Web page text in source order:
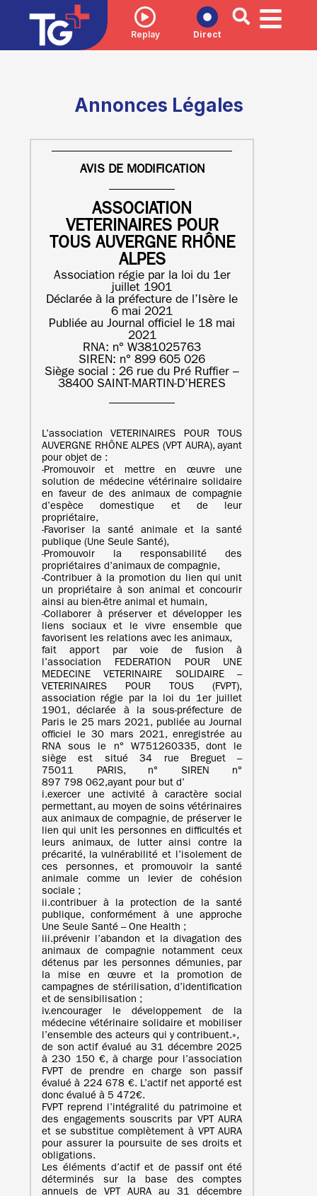
Replay Direct
Annonces Légales
AVIS DE MODIFICATION
ASSOCIATION
VETERINAIRES POUR
TOUS AUVERGNE RHÔNE
ALPES
Association régie par la loi du 1er
juillet 1901
Déclarée à la préfecture de l’Isère le
6 mai 2021
Publiée au Journal officiel le 18 mai
2021
RNA: n° W381025763
SIREN: n° 899 605 026
Siège social : 26 rue du Pré Ruffier –
38400 SAINT-MARTIN-D’HERES
L’association VETERINAIRES POUR TOUS
AUVERGNE RHÔNE ALPES (VPT AURA), ayant
pour objet de :
‐Promouvoir et mettre en œuvre une
solution de médecine vétérinaire solidaire
en faveur de des animaux de compagnie
d’espèce domestique et de leur
propriétaire,
‐Favoriser la santé animale et la santé
publique (Une Seule Santé),
‐Promouvoir la responsabilité des
propriétaires d’animaux de compagnie,
‐Contribuer à la promotion du lien qui unit
un propriétaire à son animal et concourir
ainsi au bien-être animal et humain,
‐Collaborer à préserver et développer les
liens sociaux et le vivre ensemble que
favorisent les relations avec les animaux,
fait apport par voie de fusion à
l’association FEDERATION POUR UNE
MEDECINE VETERINAIRE SOLIDAIRE –
VETERINAIRES POUR TOUS (FVPT),
association régie par la loi du 1er juillet
1901, déclarée à la sous-préfecture de
Paris le 25 mars 2021, publiée au Journal
officiel le 30 mars 2021, enregistrée au
RNA sous le n° W751260335, dont le
siège est situé 34 rue Breguet –
75011 PARIS, n° SIREN n°
897 798 062,ayant pour but d’
i.exercer une activité à caractère social
permettant, au moyen de soins vétérinaires
aux animaux de compagnie, de préserver le
lien qui unit les personnes en difficultés et
leurs animaux, de lutter ainsi contre la
précarité, la vulnérabilité et l’isolement de
ces personnes, et promouvoir la santé
animale comme un levier de cohésion
sociale ;
ii.contribuer à la protection de la santé
publique, conformément à une approche
Une Seule Santé – One Health ;
iii.prévenir l’abandon et la divagation des
animaux de compagnie notamment ceux
détenus par les personnes démunies, par
la mise en œuvre et la promotion de
campagnes de stérilisation, d’identification
et de sensibilisation ;
iv.encourager le développement de la
médecine vétérinaire solidaire et mobiliser
l’ensemble des acteurs qui y contribuent.»,
de son actif évalué au 31 décembre 2025
à 230 150 €, à charge pour l’association
FVPT de prendre en charge son passif
évalué à 224 678 €. L’actif net apporté est
donc évalué à 5 472€.
FVPT reprend l’intégralité du patrimoine et
des engagements souscrits par VPT AURA
et se substitue complètement à VPT AURA
pour assurer la poursuite de ses droits et
obligations.
Les éléments d’actif et de passif ont été
déterminés sur la base des comptes
annuels de VPT AURA au 31 décembre